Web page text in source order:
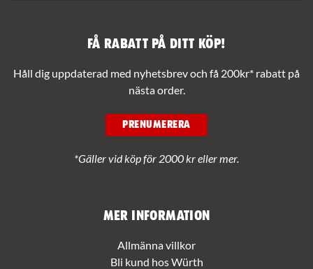
Mer information
Allmänna villkor
Bli kund hos Würth
Få rabatt på ditt köp!
Håll dig uppdaterad med nyhetsbrev och få 200kr* rabatt på
nästa order.
PRENUMERERA
*Gäller vid köp för 2000 kr eller mer.